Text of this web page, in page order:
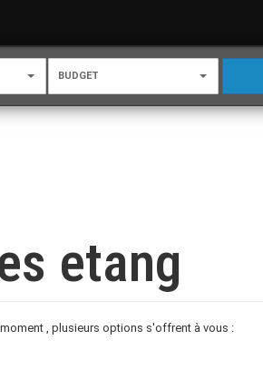
BUDGET
etang
, plusieurs options s'offrent à vous :